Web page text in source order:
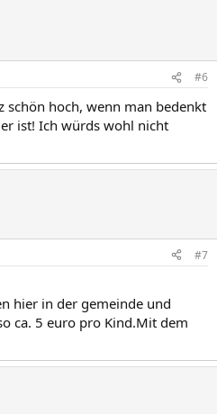
#6
schön hoch, wenn man bedenkt
ist! Ich würds wohl nicht
#7
hier in der gemeinde und
ca. 5 euro pro Kind.Mit dem